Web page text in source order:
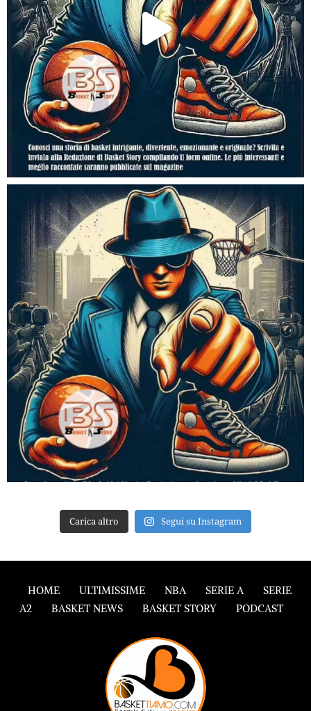
Carica altro Segui su Instagram
HOME ULTIMISSIME NBA SERIE A
SERIE
A2
BASKET NEWS BASKET STORY PODCAST